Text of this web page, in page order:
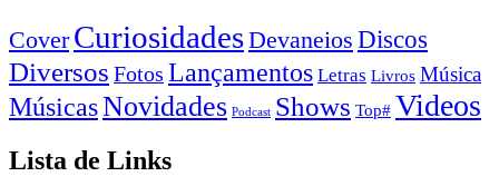
Cover CuriosidadesDevaneios Discos
Diversos Fotos Lançamentos Letras Livros Música
MúsicasNovidades Podcast Shows Top# Videos
Lista de Links